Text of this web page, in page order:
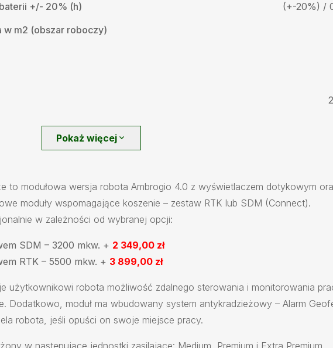
+/- 20% (h)
(+-20%) /
w m2 (obszar roboczy)
Pokaż więcej expand_more
to modułowa wersja robota Ambrogio 4.0 z wyświetlaczem dotykowym
moduły wspomagające koszenie – zestaw RTK lub SDM (Connect).
w zależności od wybranej opcji:
SDM – 3200 mkw. + 2 349,00 zł
RTK – 5500 mkw. + 3 899,00 zł
użytkownikowi robota możliwość zdalnego sterowania i monitorowania
Dodatkowo, moduł ma wbudowany system antykradzieżowy – Alarm
robota, jeśli opuści on swoje miejsce pracy.